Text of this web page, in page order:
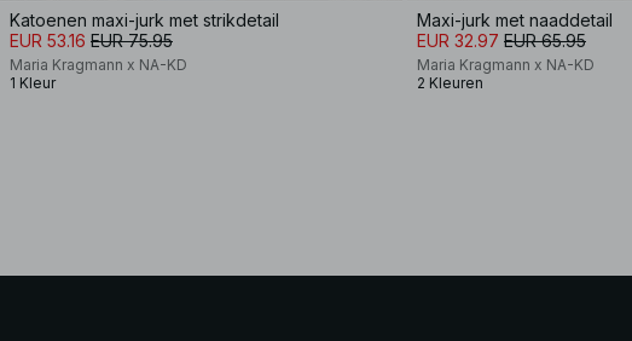
Katoenen maxi-jurk met strikdetail
EUR 53.16 EUR 75.95
Maria Kragmann x NA-KD
1 Kleur
Maxi-jurk met naaddetail
EUR 32.97 EUR 65.95
Maria Kragmann x NA-KD
2 Kleuren